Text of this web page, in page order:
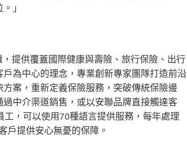
」
提供覆蓋國際健康與壽險、旅行保險、出行
為中心的理念，專業創新專家團隊打造前沿
案，重新定義保險服務，突破傳統保險邊
中介渠道銷售，或以安聯品牌直接觸達客
，可以使用70種語言提供服務，每年處理
戶提供安心無憂的保障。